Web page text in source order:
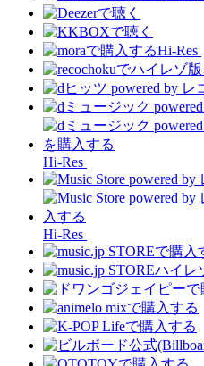
Hi-Res
Hi-Res
Hi-Res